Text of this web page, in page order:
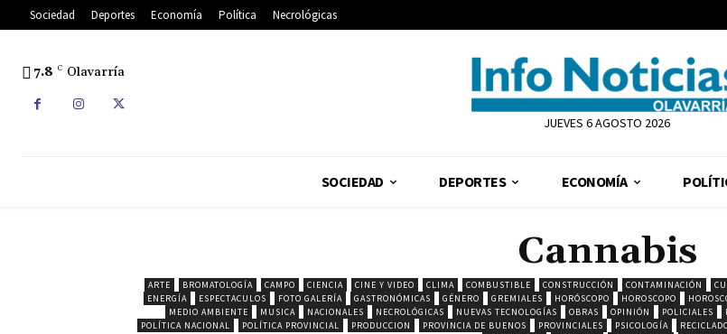
Sociedad Deportes Economía Política Necrológicas
7.8 C Olavarría
JUEVES 6 AGOSTO 2026
SOCIEDAD DEPORTES ECONOMÍA
Cannabis
ARTE BROMATOLOGÍA CAMPO CIENCIA CINE Y VIDEO CLIMA COMBUSTIBLE CONSTRUCCIÓN CONTAMINACIÓN
ENERGÍA
ESPECTACULOS FOTO GALERÍA GASTRONÓMICAS GÉNERO GREMIALES HORÓSCOPO HOROSCOPO
MEDIO AMBIENTE
MUSICA NACIONALES NECROLÓGICAS NUEVAS TECNOLOGÍAS OBRAS OPINIÓN POLICIALES
POLÍTICA NACIONAL
POLÍTICA PROVINCIAL PRODUCCION PROVINCIA DE BUENOS PROVINCIALES PSICOLOGÍA